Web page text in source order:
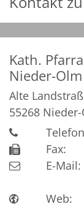
Kath.
Nieder-Olm
Alte
55268
Fax:
E-Mail:
Web: